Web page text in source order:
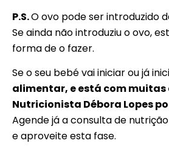
P.S.O ovo pode ser introduzido
Se ainda não introduziu o ovo,
forma de o fazer.
Se o seu bebé vai iniciar ou já
alimentar, e está com
Nutricionista Débora Lopes
Agende já a consulta de
e aproveite esta fase.